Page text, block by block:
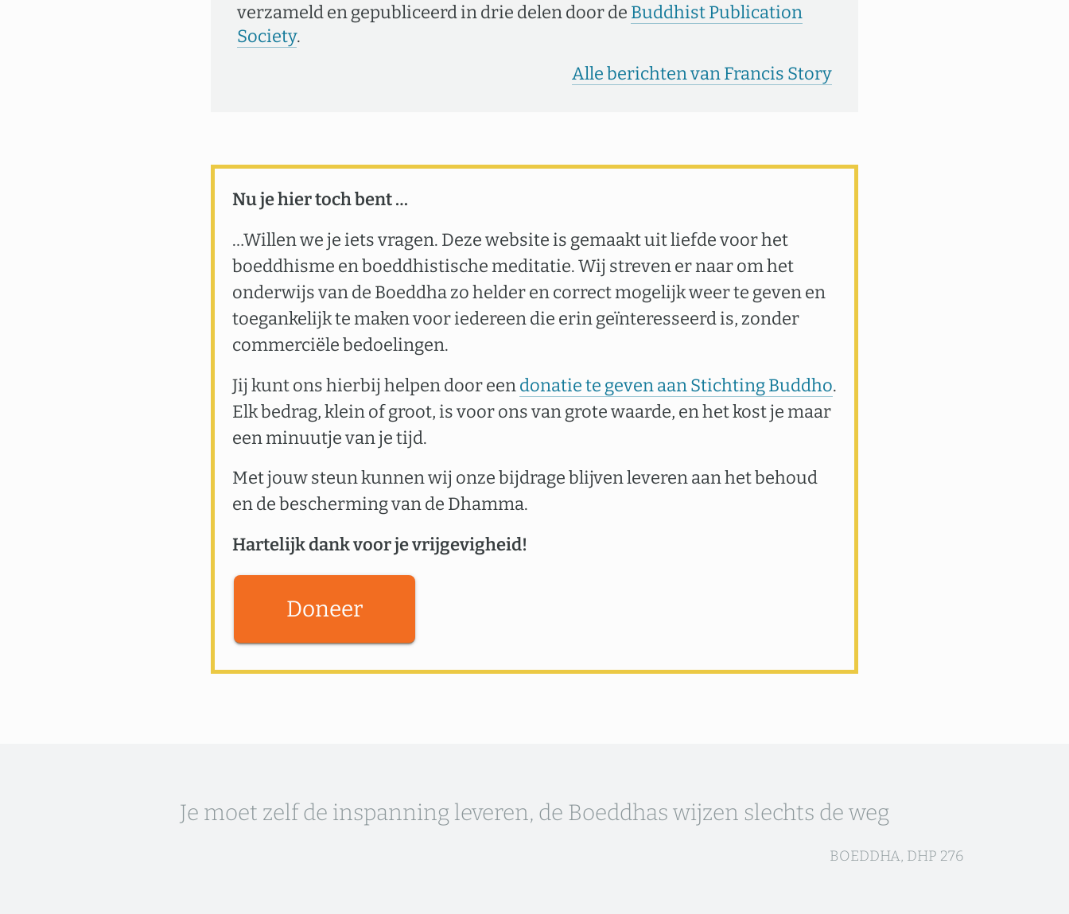
verzameld en gepubliceerd in drie delen door de Buddhist Publication
Society.
Alle berichten van Francis Story
Nu je hier toch bent …
…Willen we je iets vragen. Deze website is gemaakt uit liefde voor het
boeddhisme en boeddhistische meditatie. Wij streven er naar om het
onderwijs van de Boeddha zo helder en correct mogelijk weer te geven en
toegankelijk te maken voor iedereen die erin geïnteresseerd is, zonder
commerciële bedoelingen.
Jij kunt ons hierbij helpen door eendonatie te geven aan Stichting Buddho.
Elk bedrag, klein of groot, is voor ons van grote waarde, en het kost je maar
een minuutje van je tijd.
Met jouw steun kunnen wij onze bijdrage blijven leveren aan het behoud
en de bescherming van de Dhamma.
Hartelijk dank voor je vrijgevigheid!
Doneer
Je moet zelf de inspanning leveren, de Boeddhas wijzen slechts de weg
BOEDDHA, DHP 276